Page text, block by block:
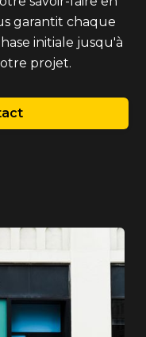
garantit chaque
initiale jusqu'à
projet.